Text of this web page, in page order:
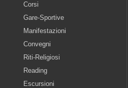
Corsi
Gare-Sportive
Manifestazioni
Convegni
Riti-Religiosi
Reading
Escursioni